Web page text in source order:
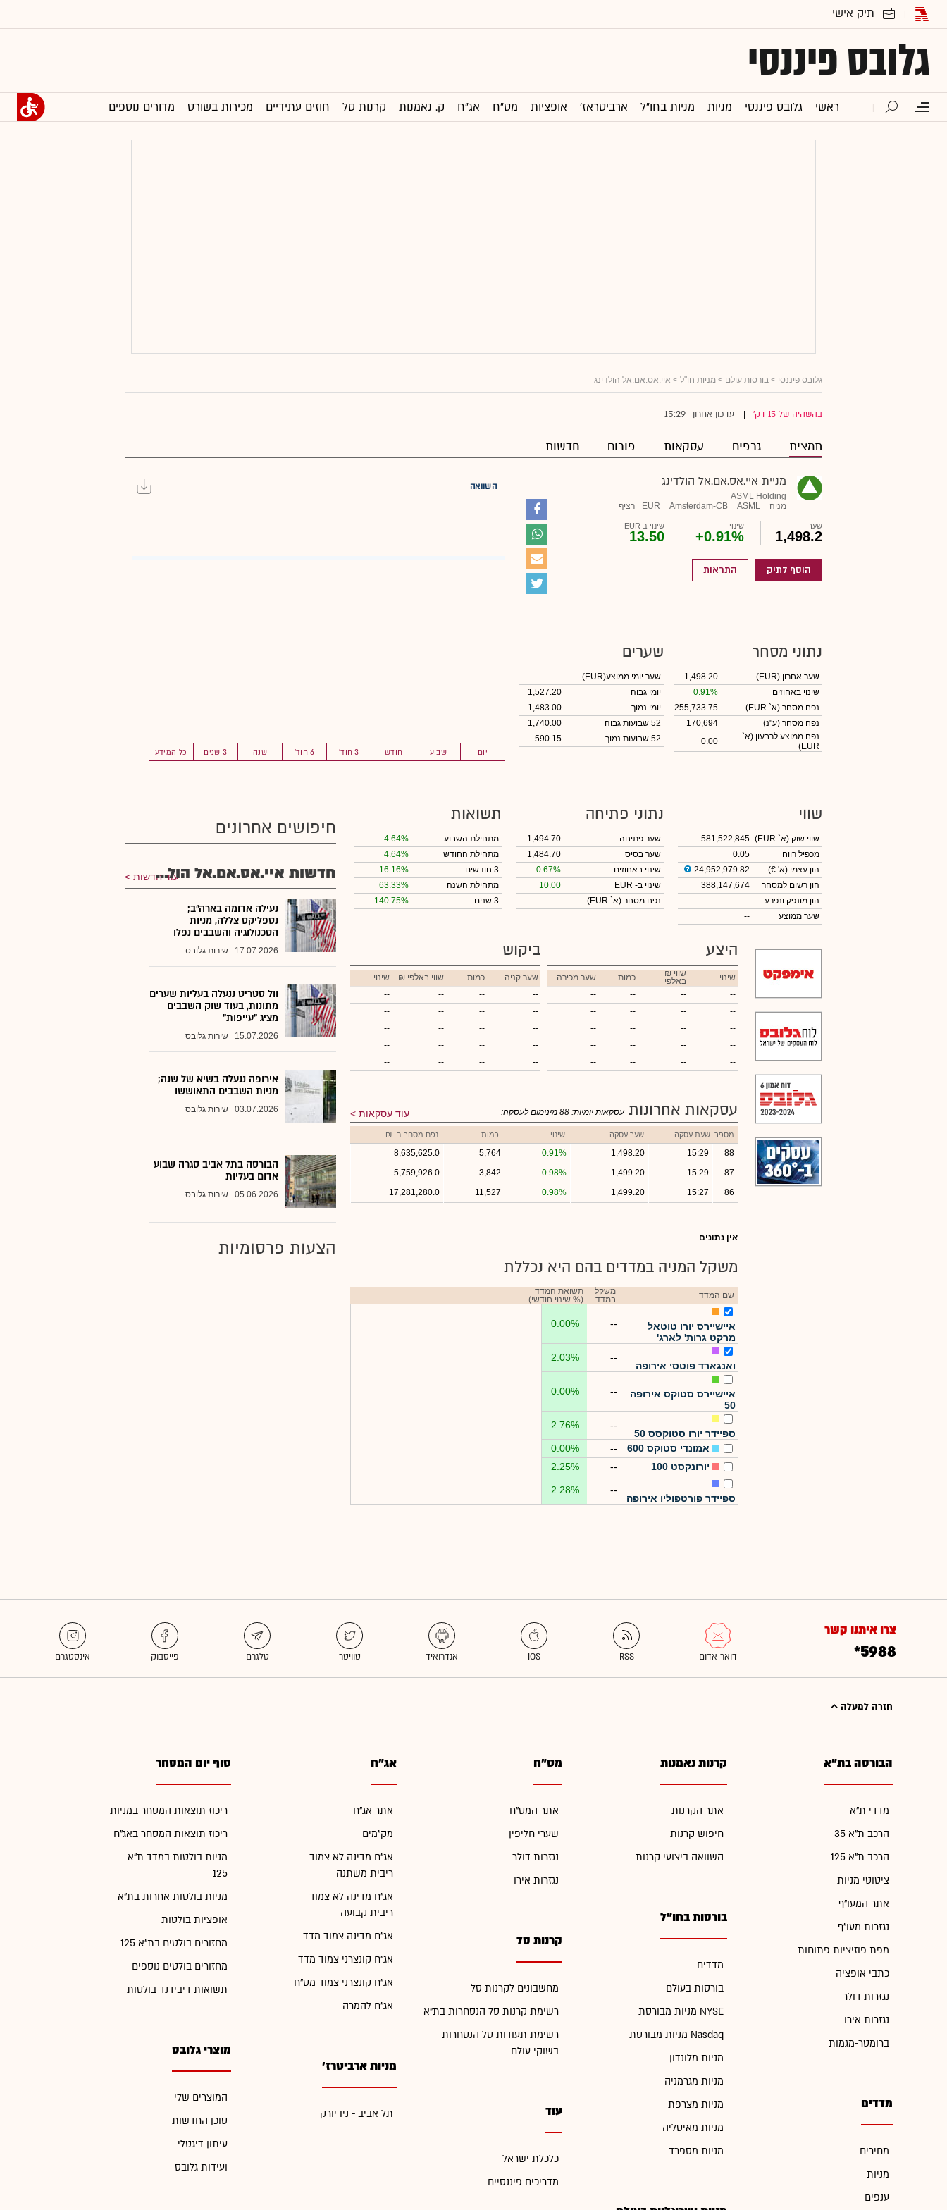
גלובס פיננסי
ראשי גלובס פיננסי מניות מניות בחו"ל ארביטראז' אופציות מט"ח אג"ח ק. נאמנות קרנות סל חוזים עתידיים מכירות בשורט מדורים נוספים
גלובס פיננסי > בורסות עולם > מניות חו"ל > איי.אס.אם.אל הולדינג
בהשהיה של 15 דק' עדכון אחרון 15:29
תמצית גרפים עסקאות פורום חדשות
מניית איי.אס.אם.אל הולדינג
ASML Holding
מניה
ASML
Amsterdam-CB
EUR רציף
שער
1,498.2
שינוי
+0.91%
שינוי ב EUR
13.50
הוסף לתיק התראות
השוואה
יום שבוע חודש 3 חוד' 6 חוד' שנה 3 שנים כל המידע
נתוני מסחר
שער אחרון (EUR)
1,498.20
שינוי באחוזים
0.91%
נפח מסחר (א` EUR)
255,733.75
נפח מסחר (ע"נ)
170,694
נפח ממוצע לרבעון (א`
EUR)
0.00
שערים
שער יומי ממוצע(EUR)
--
יומי גבוה
1,527.20
יומי נמוך
1,483.00
52 שבועות גבוה
1,740.00
52 שבועות נמוך
590.15
שווי
שווי שוק (א` EUR)
581,522,845
מכפיל רווח
0.05
הון עצמי (א' €)
24,952,979.82
הון רשום למסחר
388,147,674
הון מונפק ונפרע
שער ממוצע
--
נתוני פתיחה
שער פתיחה
1,494.70
שער בסיס
1,484.70
שינוי באחוזים
0.67%
שינוי ב- EUR
10.00
נפח מסחר (א` EUR)
תשואות
מתחילת השבוע
4.64%
מתחילת החודש
4.64%
3 חודשים
16.16%
מתחילת השנה
63.33%
3 שנים
140.75%
היצע
שינוי ₪ שווי
באלפי כמות
שער מכירה
--
--
--
--
--
--
--
--
--
--
--
--
--
--
--
--
--
--
--
--
ביקוש
שער קניה כמות ₪ שווי באלפי
שינוי
--
--
--
--
--
--
--
--
--
--
--
--
--
--
--
--
--
--
--
--
עסקאות אחרונות עוד עסקאות עסקאות יומיות: 88 מינימום לעסקה:
מספר שעת עסקה שער עסקה שינוי כמות נפח מסחר ב- ₪
88
15:29
1,498.20
0.91%
5,764
8,635,625.0
87
15:29
1,499.20
0.98%
3,842
5,759,926.0
86
15:27
1,499.20
0.98%
11,527
17,281,280.0
אין נתונים
משקל המניה במדדים בהם היא נכללת
שם המדד
משקל
במדד
תשואת המדד
(% שינוי חודשי)
איישיירס יורו טוטאל
מרקט גרות' לארג'
--
0.00%
ואנגארד פוטסי אירופה
--
2.03%
איישיירס סטוקס אירופה
50
--
0.00%
ספיידר יורו סטוקסס 50
--
2.76%
אמונדי סטוקס 600 --
0.00%
יורונקסט 100
--
2.25%
ספיידר פורטפוליו אירופה
--
2.28%
חיפושים אחרונים
חדשות איי.אס.אם.אל הול...עוד חדשות
נעילה אדומה בארה"ב;
נטפליקס צללה, מניות
הטכנולוגיה והשבבים נפלו
17.07.2026 שירות גלובס
וול סטריט ננעלה בעליות שערים
מתונות, בעוד שוק השבבים
מציג "עייפות"
15.07.2026 שירות גלובס
אירופה ננעלה בשיא של שנה;
מניות השבבים התאוששו
03.07.2026 שירות גלובס
הבורסה בתל אביב סגרה שבוע
אדום בעליות
05.06.2026 שירות גלובס
הצעות פרסומיות
צרו איתנו קשר
*5988
חזרה למעלה
הבורסה בת"א
מדדי ת"א
הרכב ת"א 35
הרכב ת"א 125
ציטוטי מניות
אתר המעו"ף
נגזרות מעו"ף
מפת פוזיציות פתוחות
כתבי אופציה
נגזרות דולר
נגזרות אירו
ברומטר-מגמות
מדדים
מחירים
מניות
ענפים
קרנות נאמנות
אתר הקרנות
חיפוש קרנות
השוואה ביצועי קרנות
בורסות בחו"ל
מדדים
בורסות בעולם
מניות מבורסת NYSE
מניות מבורסת Nasdaq
מניות מלונדון
מניות מגרמניה
מניות מצרפת
מניות מאיטליה
מניות מספרד
מט"ח
אתר המט"ח
שערי חליפין
נגזרות דולר
נגזרות אירו
קרנות סל
מחשבונים לקרנות סל
רשימת קרנות סל הנסחרות בת"א
רשימת תעודות סל הנסחרות
בשוקי עולם
עוד
כלכלת ישראל
מדריכים פיננסיים
אג"ח
אתר אג"ח
מק"מים
אג"ח מדינה לא צמוד
ריבית משתנה
אג"ח מדינה לא צמוד
ריבית קבועה
אג"ח מדינה צמוד מדד
אג"ח קונצרני צמוד מדד
אג"ח קונצרני צמוד מט"ח
אג"ח להמרה
מניות ארביטרז'
תל אביב - ניו יורק
סוף יום המסחר
ריכוז תוצאות המסחר במניות
ריכוז תוצאות המסחר באג"ח
מניות בולטות במדד ת"א
125
מניות בולטות אחרות בת"א
אופציות בולטות
מחזורים בולטים בת"א 125
מחזורים בולטים נוספים
תשואות דיבידנד בולטות
מוצרי גלובס
המוצרים שלי
סוכן החדשות
עיתון דיגטלי
ועידות גלובס